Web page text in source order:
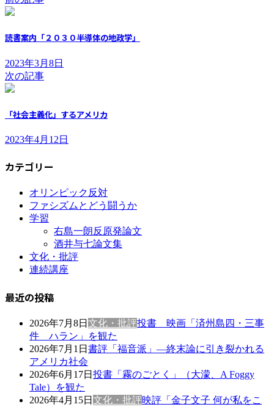
読書案内「２０３０半導体の地政学」
2023年3月8日
次の記事
「社会主義化」するアメリカ
2023年4月12日
カテゴリー
オリンピック反対
ファシズムとどう闘うか
学習
右島一朗反原発論文
酒井与七論文集
文化・批評
連続講座
最近の投稿
2026年7月8日 文化・批評投書 映画「済州島四・三事
件 ハラン」を観た
2026年7月1日 書評「福音派」―終末論に引き裂かれる
アメリカ社会
2026年6月17日 投書「霧のごとく」（大濛、A Foggy
Tale）を観た
2026年4月15日 文化・批評映評「金子文子 何が私をこ